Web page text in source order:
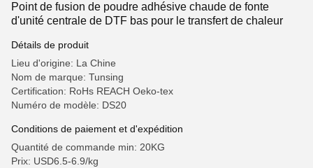
Point de fusion de poudre adhésive chaude de fonte
d'unité centrale de DTF bas pour le transfert de chaleur
Détails de produit
Lieu d'origine: La Chine
Nom de marque: Tunsing
Certification: RoHs REACH Oeko-tex
Numéro de modèle: DS20
Conditions de paiement et d'expédition
Quantité de commande min: 20KG
Prix: USD6.5-6.9/kg